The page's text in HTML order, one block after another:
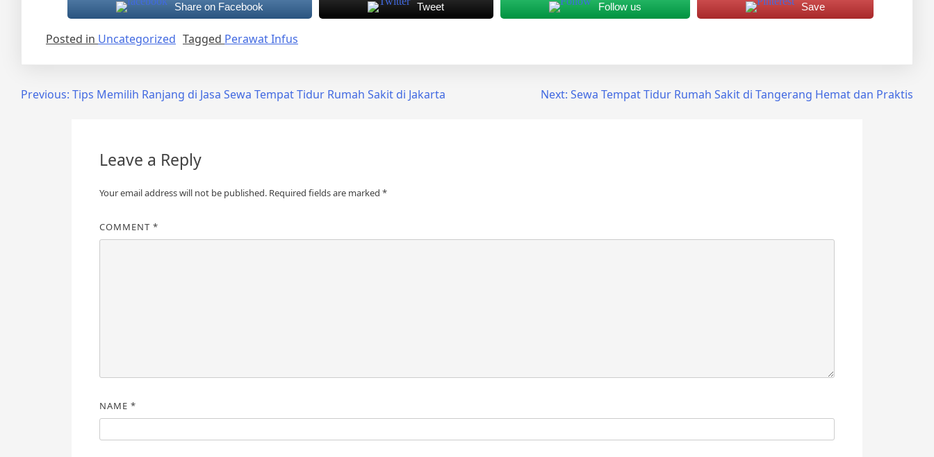
Share on Facebook Tweet Follow us Save
Posted in Uncategorized Tagged Perawat Infus
PostPrevious: Tips Memilih Ranjang di Jasa Sewa Tempat Tidur Rumah Sakit di Jakarta Next: Sewa Tempat Tidur Rumah Sakit di Tangerang Hemat dan Praktis
Leave a Reply
Your email address will not be published. Required fields are marked*
COMMENT*
NAME*